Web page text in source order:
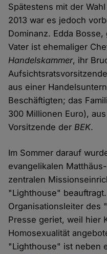
Spätestens mit der
2013 war es jedoch
Dominanz. Edda
Vater ist ehemaliger
Handelskammer, ihr
aus einer
Beschäftigten; das
300 Millionen Euro),
Vorsitzende derBEK.
Im Sommer darauf
evangelikalen
zentralen
"Lighthouse"
Organisationsleiter des
Presse geriet, weil hier
Homosexualität
"Lighthouse" ist neben